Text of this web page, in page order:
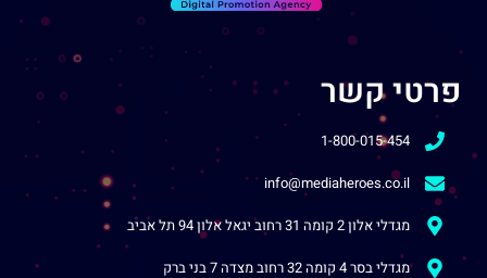
פרטי קשר
1-800-015-454
info@mediaheroes.co.il
מגדלי אלון 2 קומה 31 רחוב יגאל אלון 94 תל אביב
מגדלי בסר 4 קומה 32 רחוב מצדה 7 בני ברק